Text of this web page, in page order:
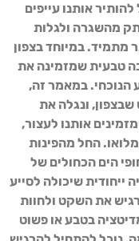
אותנו עייפים
מהשגרה ולגלות
מתמיד. במיוחד בצפון
טבעית שמזמינה את
במאמר זה,
ונגלה את
אותנו לעצור,
החל מהפינות
הים הכחולים של
ייחודית שיכולה לסייע
את השקט ולחוות
בטבע או פשוט